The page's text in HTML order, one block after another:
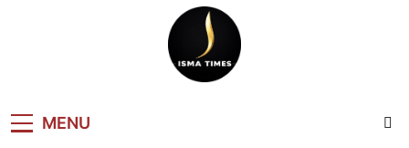
MENU